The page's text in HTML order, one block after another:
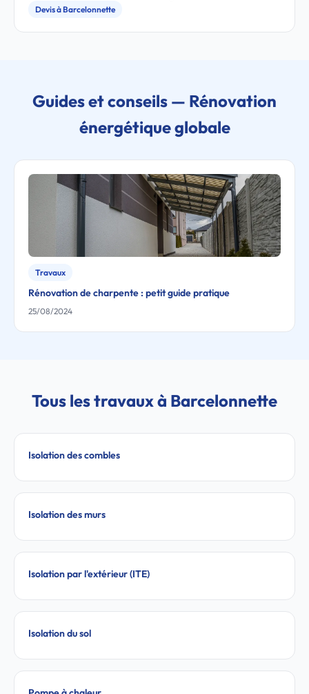
Devis à Barcelonnette
Guides et conseils — Rénovation
énergétique globale
Travaux
Rénovation de charpente : petit guide pratique
25/08/2024
Tous les travaux à Barcelonnette
Isolation des combles
Isolation des murs
Isolation par l'extérieur (ITE)
Isolation du sol